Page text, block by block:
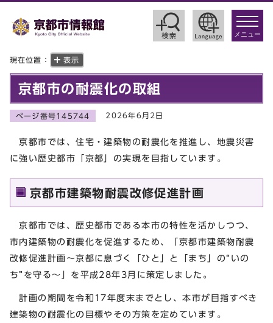
toggle
メニュー
現在位置： 表示
京都市の耐震化の取組
ページ番号145744 2026年6月2日
京都市では、住宅・建築物の耐震化を推進し、地震災害
に強い歴史都市「京都」の実現を目指しています。
京都市建築物耐震改修促進計画
京都市では、歴史都市である本市の特性を活かしつつ、
市内建築物の耐震化を促進するため、「京都市建築物耐震
改修促進計画～京都に息づく「ひと」と「まち」の“いの
ち”を守る～」を平成28年3月に策定しました。
計画の期間を令和17年度末までとし、本市が目指すべき
建築物の耐震化の目標やその方策を定めています。